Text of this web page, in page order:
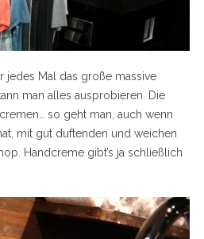
jedes Mal das große massive
man alles ausprobieren. Die
so geht man, auch wenn
mit gut duftenden und weichen
Handcreme gibt’s ja schließlich